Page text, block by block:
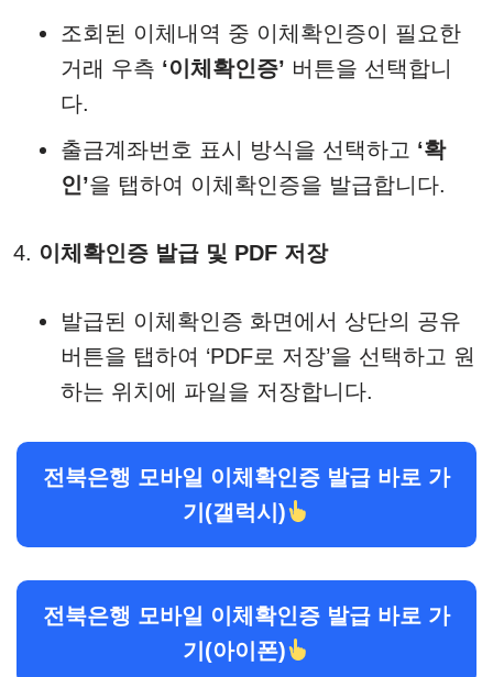
조회된 이체내역 중 이체확인증이 필요한
거래 우측 ‘이체확인증’ 버튼을 선택합니
다.
출금계좌번호 표시 방식을 선택하고 ‘확
인’을 탭하여 이체확인증을 발급합니다.
이체확인증 발급 및 PDF 저장
발급된 이체확인증 화면에서 상단의 공유
버튼을 탭하여 ‘PDF로 저장’을 선택하고 원
하는 위치에 파일을 저장합니다.
전북은행 모바일 이체확인증 발급 바로 가
기(갤럭시)
전북은행 모바일 이체확인증 발급 바로 가
기(아이폰)